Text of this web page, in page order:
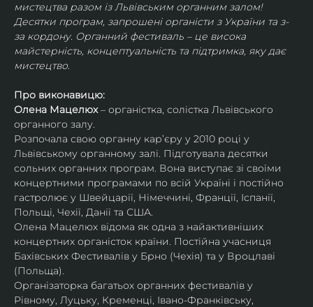
мистецтва разом із Львівським органним залом!
Десятки програм, запрошені органісти з України та з-
за кордону. Органний фестиваль – це висока
майстерність, концептуальність та підтримка, яку дає
мистецтво.
Про виконавицю:
Олена Мацелюх – органістка, солістка Львівського
органного залу.
Розпочала свою органну кар’єру у 2010 році у
Львівському органному залі. Підготувала десятки
сольних органних програм. Вона виступає зі своїми
концертними програмами по всій Україні і постійно
гастролює у Швейцарії, Німеччині, Франції, Іспанії,
Польщі, Чехії, Данії та США.
Олена Мацелюх відома як одна з найактивніших
концертних органісток країни. Постійна учасниця
Бахівських Фестивалів у Брно (Чехія) та у Вроцлаві
(Польща).
Організаторка багатьох органних фестивалів у
Рівному, Луцьку, Кременці, Івано-Франківську,